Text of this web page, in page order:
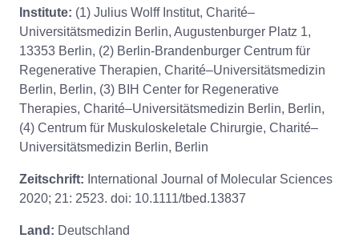
Institute: (1) Julius Wolff Institut, Charité–
Universitätsmedizin Berlin, Augustenburger Platz 1,
13353 Berlin, (2) Berlin-Brandenburger Centrum für
Regenerative Therapien, Charité–Universitätsmedizin
Berlin, Berlin, (3) BIH Center for Regenerative
Therapies, Charité–Universitätsmedizin Berlin, Berlin,
(4) Centrum für Muskuloskeletale Chirurgie, Charité–
Universitätsmedizin Berlin, Berlin
Zeitschrift: International Journal of Molecular Sciences
2020; 21: 2523. doi: 10.1111/tbed.13837
Land: Deutschland